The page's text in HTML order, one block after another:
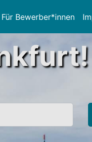
Für Bewerber*innen